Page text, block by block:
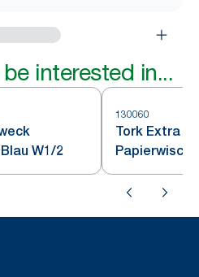
interested in...
W1/2
130060
Tork Extra